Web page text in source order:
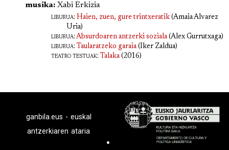
musika: Xabi Erkizia
liburua: Haien, zuen, gure trintxeratik(Amaia Alvarez
Uria)
liburua: Absurdoaren antzerki soziala(Alex Gurrutxaga)
liburua: Taularatzeko garaia(Iker Zaldua)
teatro testuak: Talaka(2016)
ganbila.eus - euskal
antzerkiaren ataria